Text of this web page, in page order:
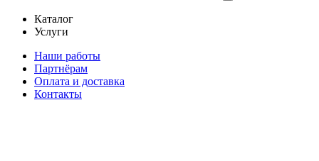
Каталог
Услуги
Наши работы
Партнёрам
Оплата и доставка
Контакты